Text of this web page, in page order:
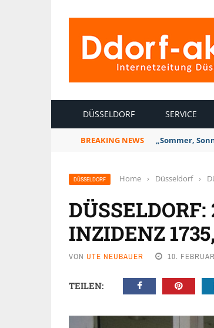
DÜSSELDORF SERVICE
BREAKING NEWS „Sommer,
DÜSSELDORF Home › Düsseldorf ›
INZIDENZ
VON UTE NEUBAUER 10.
TEILEN: